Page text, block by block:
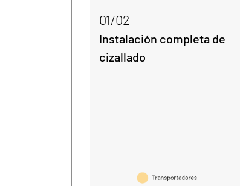
01/02
Instalación completa de
cizallado